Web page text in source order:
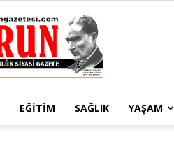
EĞITIM SAĞLIK YAŞAM